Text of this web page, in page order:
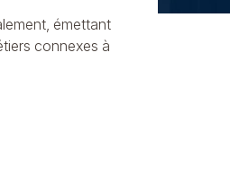
émettant
connexes à